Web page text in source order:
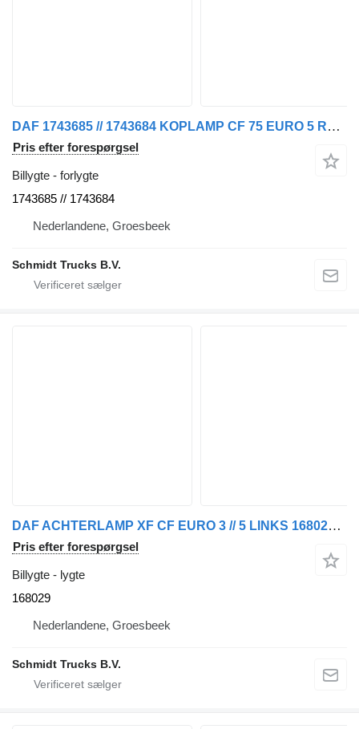
DAF 1743685 // 1743684 KOPLAMP CF 75 EURO 5 R+L forlygte til lastbil
Pris efter forespørgsel
Billygte - forlygte
1743685 // 1743684
Nederlandene, Groesbeek
Schmidt Trucks B.V.
DAF ACHTERLAMP XF CF EURO 3 // 5 LINKS 168029 lygte til lastbil
Pris efter forespørgsel
Billygte - lygte
168029
Nederlandene, Groesbeek
Schmidt Trucks B.V.